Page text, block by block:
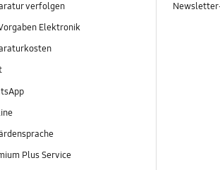
verfolgen
Elektronik
Plus Service